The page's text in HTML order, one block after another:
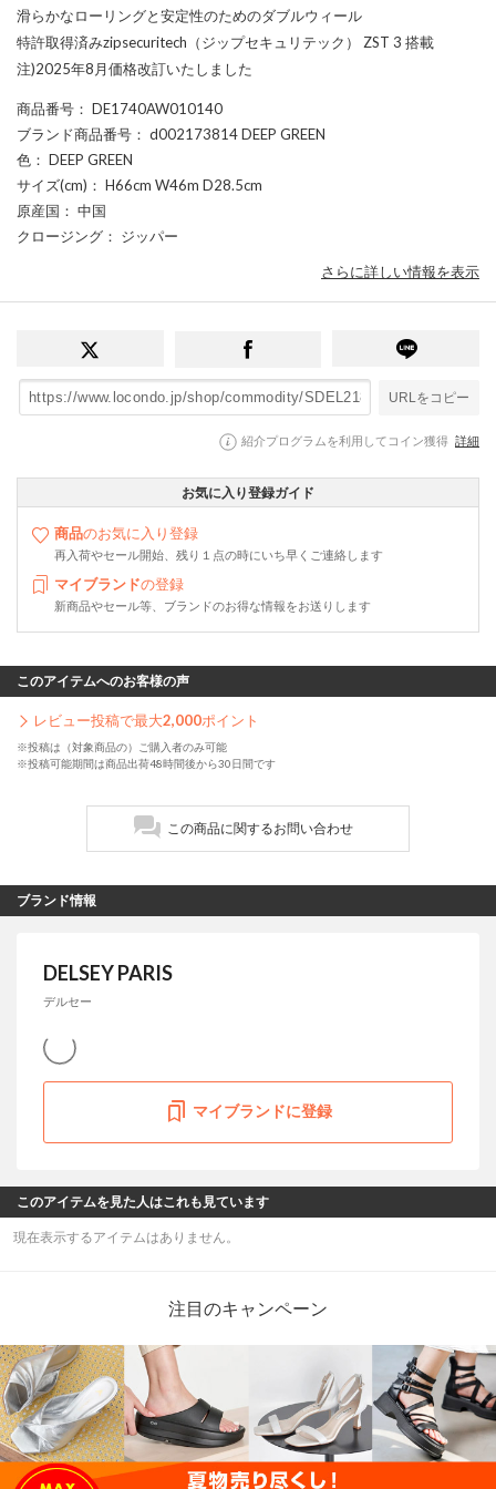
滑らかなローリングと安定性のためのダブルウィール
特許取得済みzipsecuritech（ジップセキュリテック） ZST 3 搭載
注)2025年8月価格改訂いたしました
商品番号 ： DE1740AW010140
ブランド商品番号 ： d002173814 DEEP GREEN
色 ： DEEP GREEN
サイズ(cm) ： H66cm W46m D28.5cm
原産国 ： 中国
クロージング ： ジッパー
さらに詳しい情報を表示
URLをコピー
紹介プログラムを利用してコイン獲得 詳細
お気に入り登録ガイド
商品のお気に入り登録
再入荷やセール開始、残り１点の時にいち早くご連絡します
マイブランドの登録
新商品やセール等、ブランドのお得な情報をお送りします
このアイテムへのお客様の声
レビュー投稿で最大2,000ポイント
※投稿は（対象商品の）ご購入者のみ可能
※投稿可能期間は商品出荷48時間後から30日間です
この商品に関するお問い合わせ
ブランド情報
DELSEY PARIS
デルセー
マイブランドに登録
このアイテムを見た人はこれも見ています
現在表示するアイテムはありません。
注目のキャンペーン